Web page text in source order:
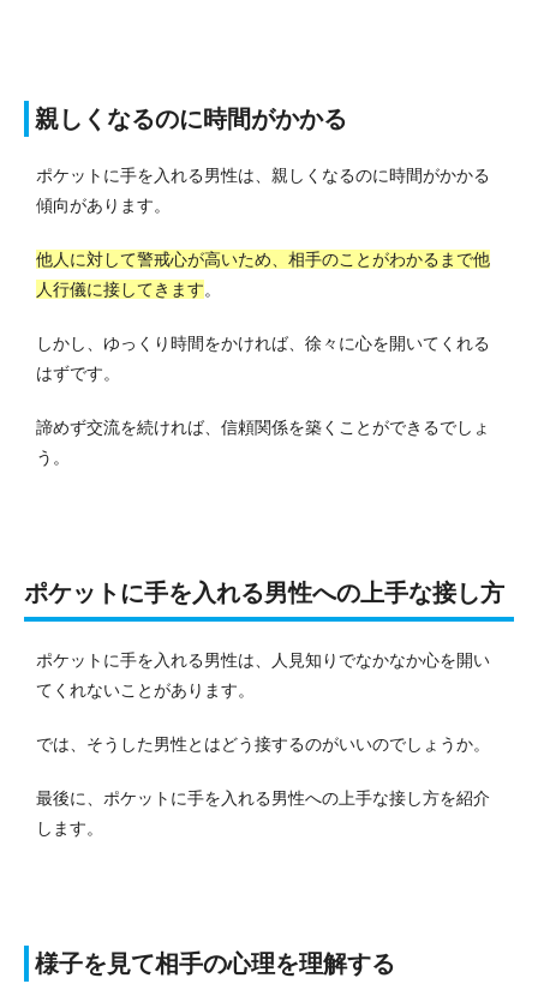
親しくなるのに時間がかかる
ポケットに手を入れる男性は、親しくなるのに時間がかかる
傾向があります。
他人に対して警戒心が高いため、相手のことがわかるまで他
人行儀に接してきます。
しかし、ゆっくり時間をかければ、徐々に心を開いてくれる
はずです。
諦めず交流を続ければ、信頼関係を築くことができるでしょ
う。
ポケットに手を入れる男性への上手な接し方
ポケットに手を入れる男性は、人見知りでなかなか心を開い
てくれないことがあります。
では、そうした男性とはどう接するのがいいのでしょうか。
最後に、ポケットに手を入れる男性への上手な接し方を紹介
します。
様子を見て相手の心理を理解する